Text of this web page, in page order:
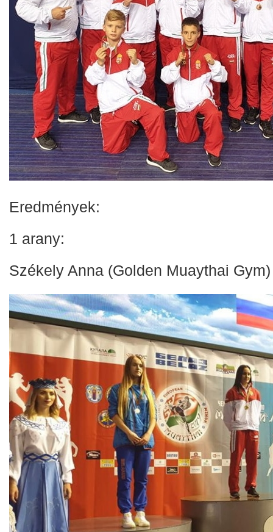
Eredmények:
1 arany:
Székely Anna (Golden Muaythai Gym)